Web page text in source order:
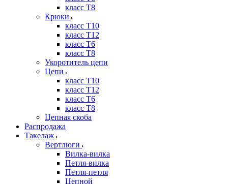
класс Т8
Крюки
класс Т10
класс Т12
класс Т6
класс Т8
Укоротитель цепи
Цепи
класс Т10
класс Т12
класс Т6
класс Т8
Цепная скоба
Распродажа
Такелаж
Вертлюги
Вилка-вилка
Петля-вилка
Петля-петля
Цепной